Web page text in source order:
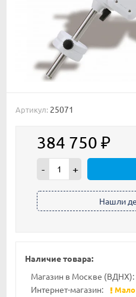
Артикул: 25071
384 750 ₽
- +
Наличие товара:
Магазин в Москве (ВДНХ):
Интернет-магазин: Мало